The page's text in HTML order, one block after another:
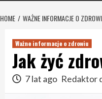
HOME WAŻNE INFORMACJE O
Ważne informacje o zdrowiu
Jak żyć
7 lat ago Redaktor